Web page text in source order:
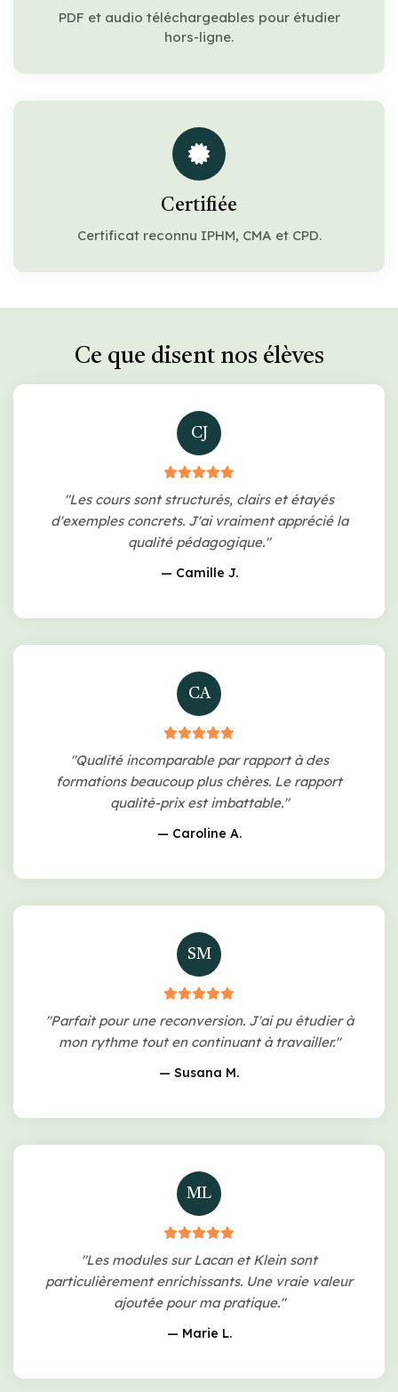
PDF et audio téléchargeables pour étudier
hors-ligne.
Certifiée
Certificat reconnu IPHM, CMA et CPD.
Ce que disent nos élèves
CJ
"Les cours sont structurés, clairs et étayés
d'exemples concrets. J'ai vraiment apprécié la
qualité pédagogique."
— Camille J.
CA
"Qualité incomparable par rapport à des
formations beaucoup plus chères. Le rapport
qualité-prix est imbattable."
— Caroline A.
SM
"Parfait pour une reconversion. J'ai pu étudier à
mon rythme tout en continuant à travailler."
— Susana M.
ML
"Les modules sur Lacan et Klein sont
particulièrement enrichissants. Une vraie valeur
ajoutée pour ma pratique."
— Marie L.